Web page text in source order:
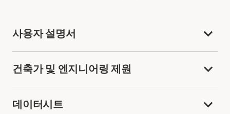
사용자 설명서
건축가 및 엔지니어링 제원
데이터시트